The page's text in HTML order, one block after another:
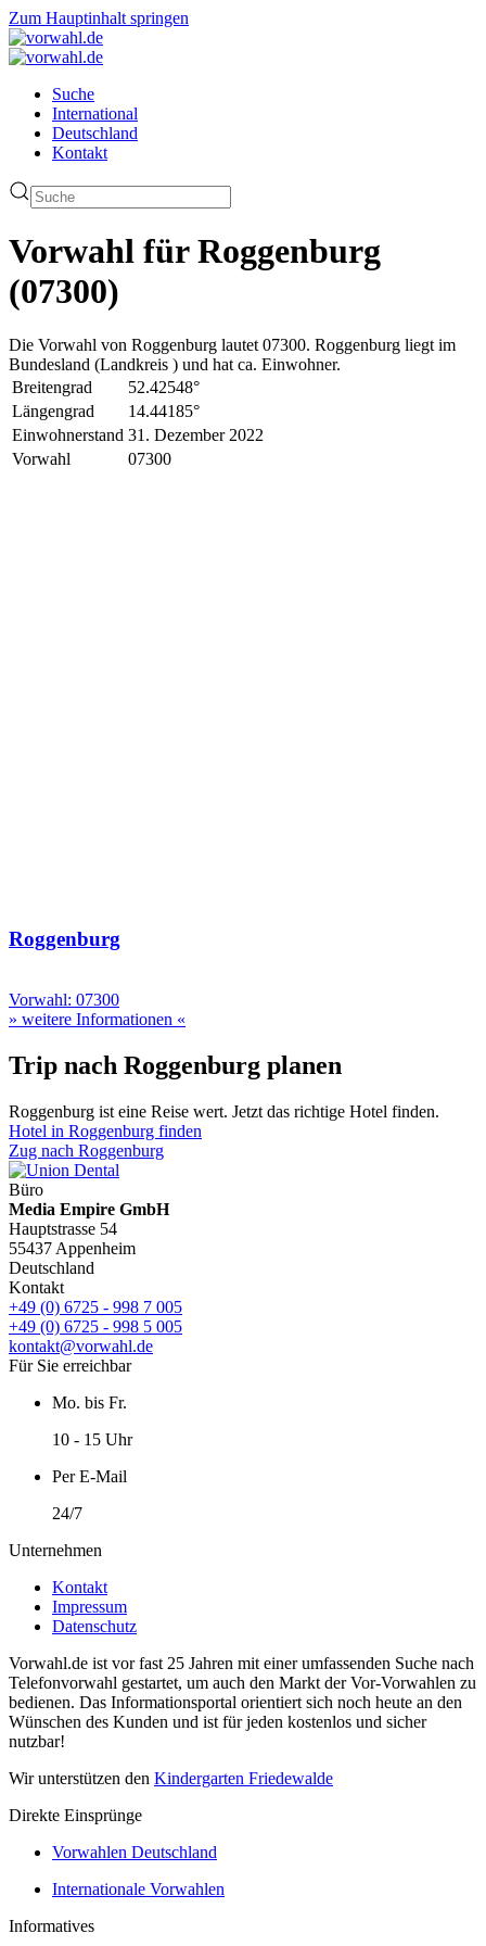
Zum Hauptinhalt springen
Suche
International
Deutschland
Kontakt
Vorwahl für Roggenburg
(07300)
Die Vorwahl von Roggenburg lautet 07300. Roggenburg liegt im
Bundesland (Landkreis ) und hat ca. Einwohner.
Breitengrad
52.42548°
Längengrad
14.44185°
Einwohnerstand 31. Dezember 2022
Vorwahl
07300
Roggenburg
Vorwahl: 07300
» weitere Informationen «
Trip nach Roggenburg planen
Roggenburg ist eine Reise wert. Jetzt das richtige Hotel finden.
Hotel in Roggenburg finden
Zug nach Roggenburg
Büro
Media Empire GmbH
Hauptstrasse 54
55437 Appenheim
Deutschland
Kontakt
+49 (0) 6725 - 998 7 005
+49 (0) 6725 - 998 5 005
kontakt@vorwahl.de
Für Sie erreichbar
Mo. bis Fr.
10 - 15 Uhr
Per E-Mail
24/7
Unternehmen
Kontakt
Impressum
Datenschutz
Vorwahl.de ist vor fast 25 Jahren mit einer umfassenden Suche nach
Telefonvorwahl gestartet, um auch den Markt der Vor-Vorwahlen zu
bedienen. Das Informationsportal orientiert sich noch heute an den
Wünschen des Kunden und ist für jeden kostenlos und sicher
nutzbar!
Wir unterstützen den Kindergarten Friedewalde
Direkte Einsprünge
Vorwahlen Deutschland
Internationale Vorwahlen
Informatives